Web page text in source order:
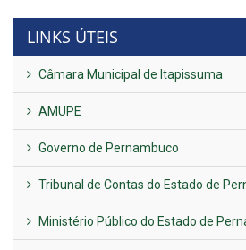
LINKS ÚTEIS
Câmara Municipal de Itapissuma
AMUPE
Governo de Pernambuco
Tribunal de Contas do Estado de
Ministério Público do Estado de